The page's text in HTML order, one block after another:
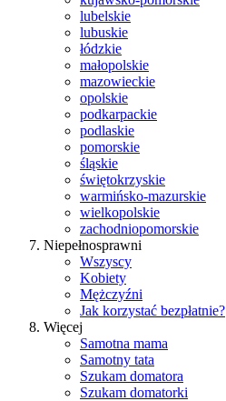
lubelskie
lubuskie
łódzkie
małopolskie
mazowieckie
opolskie
podkarpackie
podlaskie
pomorskie
śląskie
świętokrzyskie
warmińsko-mazurskie
wielkopolskie
zachodniopomorskie
Niepełnosprawni
Wszyscy
Kobiety
Mężczyźni
Jak korzystać bezpłatnie?
Więcej
Samotna mama
Samotny tata
Szukam domatora
Szukam domatorki